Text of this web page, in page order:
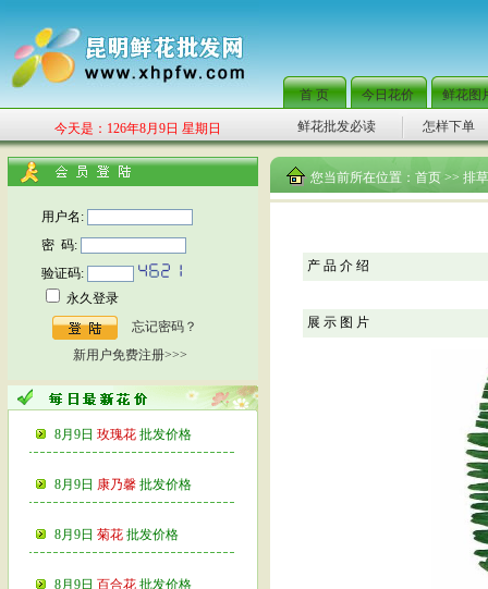
首 页 今日花价 鲜花图
今天是：126年8月9日 星期日 鲜花批发必读 怎样下单
用户名:
密 码:
验证码:
永久登录
忘记密码？
新用户免费注册>>>
8月9日 玫瑰花 批发价格
8月9日 康乃馨 批发价格
8月9日 菊花 批发价格
8月9日 百合花 批发价格
您当前所在位置： 首页 >> 排草
产 品 介 绍
展 示 图 片